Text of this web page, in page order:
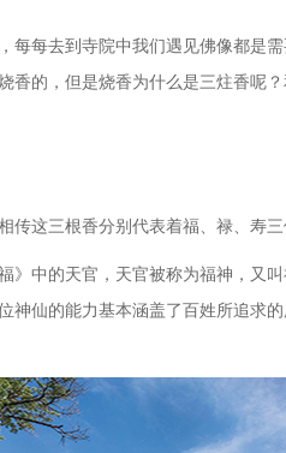
每每去到寺院中我们遇见佛像都是
香的，但是烧香为什么是三炷香呢？
这三根香分别代表着福、禄、寿
》中的天官，天官被称为福神，又
仙的能力基本涵盖了百姓所追求